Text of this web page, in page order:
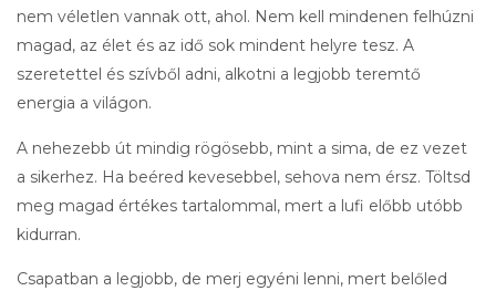
nem véletlen vannak ott, ahol. Nem kell mindenen felhúzni
magad, az élet és az idő sok mindent helyre tesz. A
szeretettel és szívből adni, alkotni a legjobb teremtő
energia a világon.
A nehezebb út mindig rögösebb, mint a sima, de ez vezet
a sikerhez. Ha beéred kevesebbel, sehova nem érsz. Töltsd
meg magad értékes tartalommal, mert a lufi előbb utóbb
kidurran.
Csapatban a legjobb, de merj egyéni lenni, mert belőled